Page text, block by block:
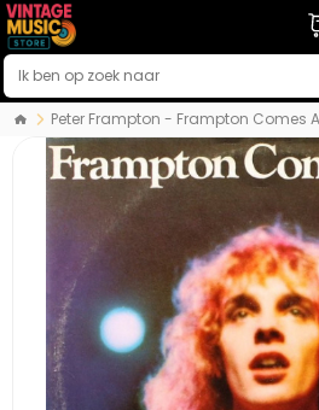
Peter Frampton - Frampton Comes